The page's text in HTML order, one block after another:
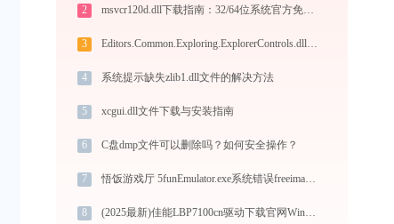
2 msvcr120d.dll下载指南：32/64位系统官方免费修复方案
3 Editors.Common.Exploring.ExplorerControls.dll下载
4 系统提示缺失zlib1.dll文件的解决方法
5 xcgui.dll文件下载与安装指南
6 C盘dmp文件可以删除吗？如何安全操作？
7 悟饭游戏厅 5funEmulator.exe系统错误freeimage.dll丢失如何解决
8 (2025最新)佳能LBP7100cn驱动下载官网Win11/Win10安装教程